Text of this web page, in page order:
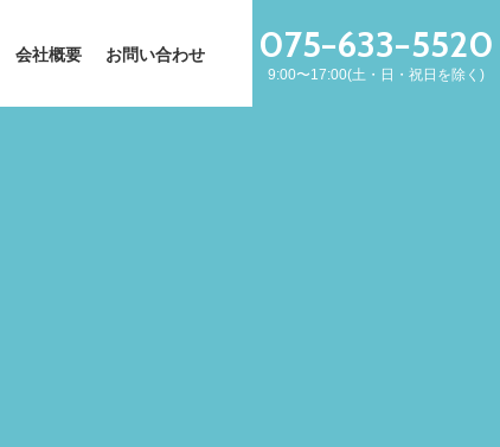
会社概要 お問い合わせ 075−633−5520
9:00〜17:00(土・日・祝日を除く)